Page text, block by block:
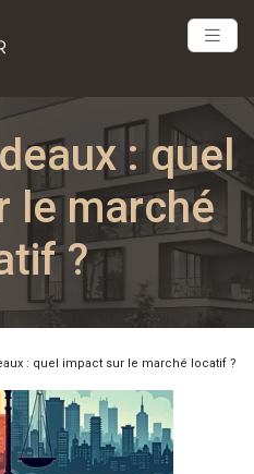
: quel
le marché
?
: quel impact sur le marché locatif ?